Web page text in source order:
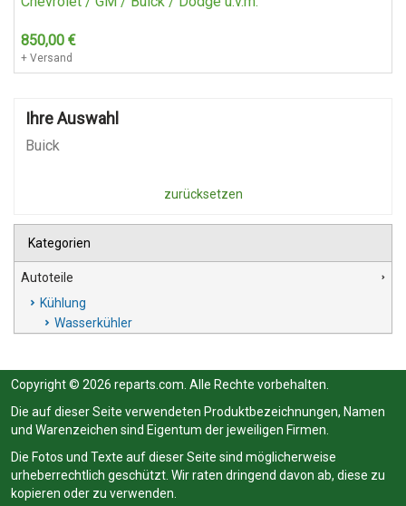
850,00 €
+ Versand
Ihre Auswahl
Buick
zurücksetzen
Kategorien
Autoteile
Kühlung
Wasserkühler
Copyright © 2026 reparts.com. Alle Rechte vorbehalten.
Die auf dieser Seite verwendeten Produktbezeichnungen, Namen
und Warenzeichen sind Eigentum der jeweiligen Firmen.
Die Fotos und Texte auf dieser Seite sind möglicherweise
urheberrechtlich geschützt. Wir raten dringend davon ab, diese zu
kopieren oder zu verwenden.